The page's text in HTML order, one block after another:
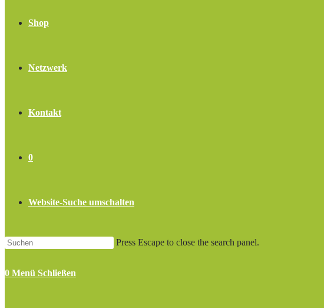
Shop
Netzwerk
Kontakt
0
Website-Suche umschalten
Press Escape to close the search panel.
0 Menü Schließen